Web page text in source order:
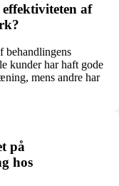
af
behandlingens
kunder har haft gode
mens andre har
på
hos